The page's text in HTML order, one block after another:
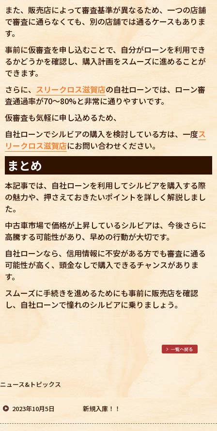
また、販売店によって審査基準が異なるため、一つの店舗
で審査に通らなくても、別の店舗では通るケースもありま
す。
事前に仮審査を申し込むことで、自分がローンを利用でき
るかどうかを確認し、購入計画をスムーズに進めることが
できます。
さらに、スリークロス滋賀店の自社ローンでは、ローン審
査通過率が70〜80%と非常に通りやすいです。
仮審査も気軽に申し込めるため、
自社ローンでシルビアの購入を検討している方は、一度ス
リークロス滋賀店にお問い合わせください。
まとめ
本記事では、自社ローンを利用してシルビアを購入する際
の魅力や、押さえておきたいポイントを詳しく解説しまし
た。
中古車市場で価格が上昇しているシルビアは、今後さらに
高騰する可能性があり、早めの行動が大切です。
自社ローンなら、信用情報に不安がある方でも審査に通る
可能性が高く、頭金なしで購入できるチャンスがありま
す。
スムーズに手続きを進めるためにも事前に販売店を確認
し、自社ローンで憧れのシルビアに乗りましょう。
ニュース&トピックス
2023年10月5日 新規入庫！！